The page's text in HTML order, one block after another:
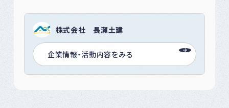
株式会社 長瀬土建
企業情報・活動内容をみる